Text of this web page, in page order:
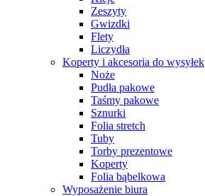
Zeszyty
Gwizdki
Flety
Liczydła
Koperty i akcesoria do wysyłek
Noże
Pudła pakowe
Taśmy pakowe
Sznurki
Folia stretch
Tuby
Torby prezentowe
Koperty
Folia bąbelkowa
Wyposażenie biura